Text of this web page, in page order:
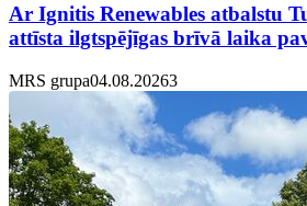
Ar Ignitis Renewables atbalstu
attīsta ilgtspējīgas brīvā laika
MRS grupa04.08.20263